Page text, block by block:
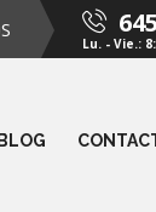
Lu. - Vie.:
BLOG